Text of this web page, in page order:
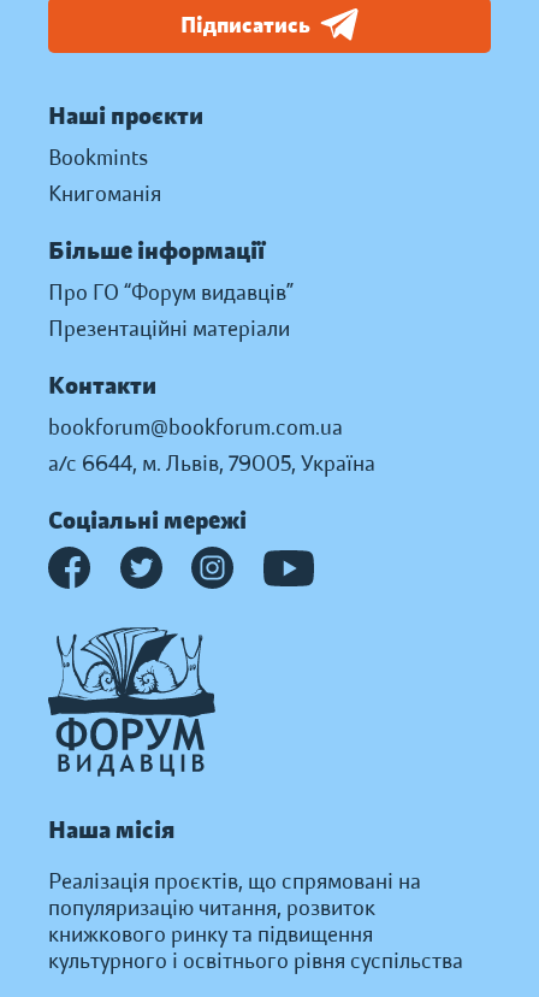
Підписатись
Наші проєкти
Bookmints
Книгоманія
Більше інформації
Про ГО “Форум видавців”
Презентаційні матеріали
Контакти
bookforum@bookforum.com.ua
а/с 6644, м. Львів, 79005, Україна
Соціальні мережі
Наша місія
Реалізація проєктів, що спрямовані на
популяризацію читання, розвиток
книжкового ринку та підвищення
культурного і освітнього рівня суспільства